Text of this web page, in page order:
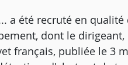
a été recruté en
dont le dirigeant,
français, publiée le 3